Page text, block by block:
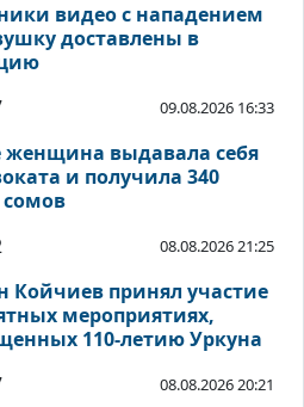
видео с нападением
доставлены в
09.08.2026 16:33
выдавала себя
и получила 340
08.08.2026 21:25
Койчиев принял участие
мероприятиях,
110-летию Уркуна
08.08.2026 20:21